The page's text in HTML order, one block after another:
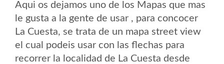
Aqui os dejamos uno de los Mapas que mas
le gusta a la gente de usar , para concocer
La Cuesta, se trata de un mapa street view
el cual podeis usar con las flechas para
recorrer la localidad de La Cuesta desde